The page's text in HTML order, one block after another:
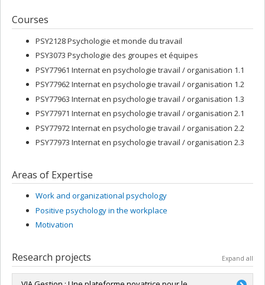
Courses
PSY2128 Psychologie et monde du travail
PSY3073 Psychologie des groupes et équipes
PSY77961 Internat en psychologie travail / organisation 1.1
PSY77962 Internat en psychologie travail / organisation 1.2
PSY77963 Internat en psychologie travail / organisation 1.3
PSY77971 Internat en psychologie travail / organisation 2.1
PSY77972 Internat en psychologie travail / organisation 2.2
PSY77973 Internat en psychologie travail / organisation 2.3
Areas of Expertise
Work and organizational psychology
Positive psychology in the workplace
Motivation
Research projects Expand all